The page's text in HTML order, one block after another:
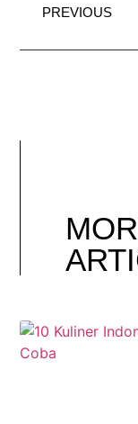
PREVIOUS